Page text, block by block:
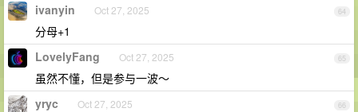
64
ivanyin Oct 27, 2025
分母+1
65
LovelyFang Oct 27, 2025
虽然不懂，但是参与一波～
66
yryc Oct 27, 2025